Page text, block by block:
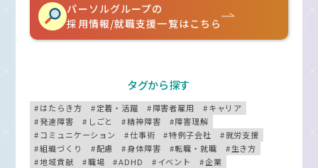
パーソルグループの
採用情報/就職支援一覧はこちら
タグから探す
はたらき方 定着・活躍 障害者雇用
キャリア
発達障害
しごと 精神障害
障害理解
コミュニケーション
仕事術 特例子会社
就労支援
組織づくり
配慮 身体障害 転職・就職
生き方
地域貢献
職場 ADHD イベント
企業